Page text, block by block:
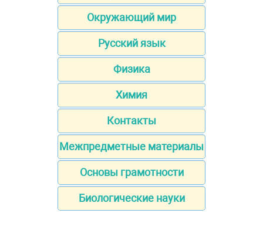
Окружающий мир
Русский язык
Физика
Химия
Контакты
Межпредметные материалы
Основы грамотности
Биологические науки